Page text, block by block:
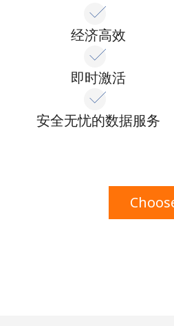
经济高效
即时激活
安全无忧的数据服务